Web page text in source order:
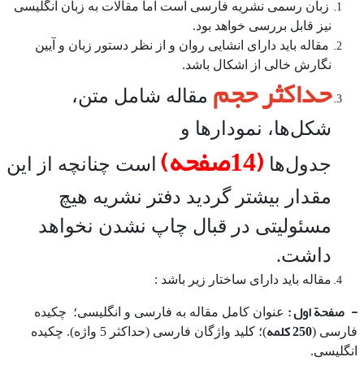
زبان رسمی نشریه فارسی است اما مقالات به زبان انگلیسی
نیز قابل بررسی خواهد بود.
مقاله باید دارای انشایی روان و از نظر دستور زبان و آیین
نگارش خالی از اشکال باشد.
حداکثر حجم مقاله شامل متن،
شکل‌ها، نمودارها و
جدول‌ها (14صفحه)
است چنانچه از این
مقدار بیشتر گردید دفتر نشریه هیچ
مسئولیتی در قبال چاپ نشدن نخواهد
داشت.
مقاله باید دارای ساختار زیر باشد :
- صفحة اول : عنوان کامل مقاله به فارسی و انگلیسی؛ چکیده
فارسی (250 کلمه
)؛ کلید‌ واژگان فارسی (حداکثر 5 واژه). چکیده
انگلیسی.